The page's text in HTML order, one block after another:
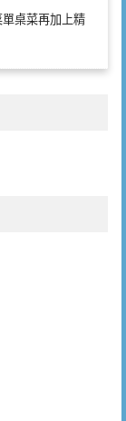
桌菜再加上精